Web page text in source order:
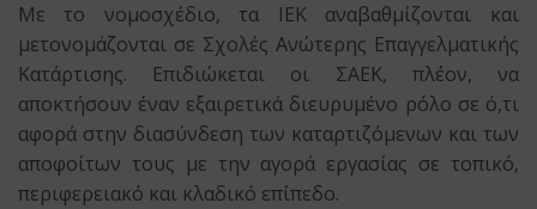
Με το νομοσχέδιο, τα ΙΕΚ αναβαθμίζονται και
μετονομάζονται σε Σχολές Ανώτερης Επαγγελματικής
Κατάρτισης. Επιδιώκεται οι ΣΑΕΚ, πλέον, να
αποκτήσουν έναν εξαιρετικά διευρυμένο ρόλο σε ό,τι
αφορά στην διασύνδεση των καταρτιζόμενων και των
αποφοίτων τους με την αγορά εργασίας σε τοπικό,
περιφερειακό και κλαδικό επίπεδο.